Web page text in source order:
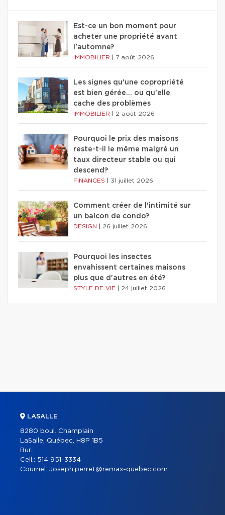
Est-ce un bon moment pour
acheter une propriété avant
l'automne?
IMMOBILIER 7 août 2026
Les signes qu'une copropriété
est bien gérée… ou qu'elle
cache des problèmes
IMMOBILIER 2 août 2026
Pourquoi le prix des maisons
reste-t-il le même malgré un
taux directeur stable ou qui
descend?
FINANCES 31 juillet 2026
Comment créer de l'intimité sur
un balcon de condo?
DESIGN 26 juillet 2026
Pourquoi les insectes
envahissent certaines maisons
plus que d'autres en été?
STYLE DE VIE 24 juillet 2026
LASALLE
8280 boul. Champlain
LaSalle, Québec, H8P 1B5
Bur.:
Cell.: 514 951-3334
Courriel: Joseph.perret@remax-quebec.com